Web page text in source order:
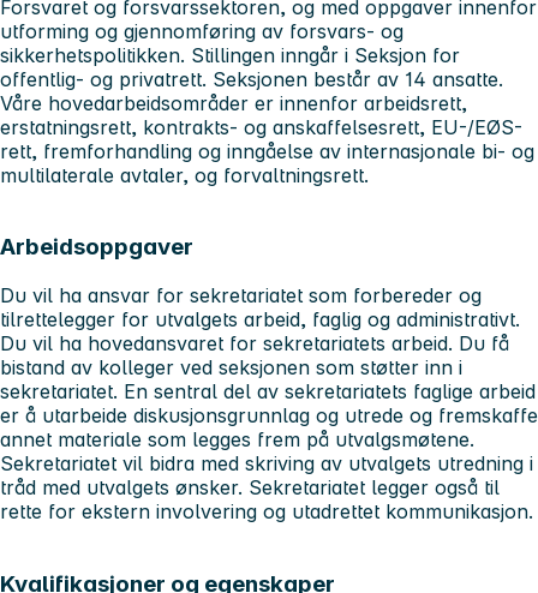
Forsvaret og forsvarssektoren, og med oppgaver innenfor
utforming og gjennomføring av forsvars- og
sikkerhetspolitikken. Stillingen inngår i Seksjon for
offentlig- og privatrett. Seksjonen består av 14 ansatte.
Våre hovedarbeidsområder er innenfor arbeidsrett,
erstatningsrett, kontrakts- og anskaffelsesrett, EU-/EØS-
rett, fremforhandling og inngåelse av internasjonale bi- og
multilaterale avtaler, og forvaltningsrett.
Arbeidsoppgaver
Du vil ha ansvar for sekretariatet som forbereder og
tilrettelegger for utvalgets arbeid, faglig og administrativt.
Du vil ha hovedansvaret for sekretariatets arbeid. Du få
bistand av kolleger ved seksjonen som støtter inn i
sekretariatet. En sentral del av sekretariatets faglige arbeid
er å utarbeide diskusjonsgrunnlag og utrede og fremskaffe
annet materiale som legges frem på utvalgsmøtene.
Sekretariatet vil bidra med skriving av utvalgets utredning i
tråd med utvalgets ønsker. Sekretariatet legger også til
rette for ekstern involvering og utadrettet kommunikasjon.
Kvalifikasjoner og egenskaper